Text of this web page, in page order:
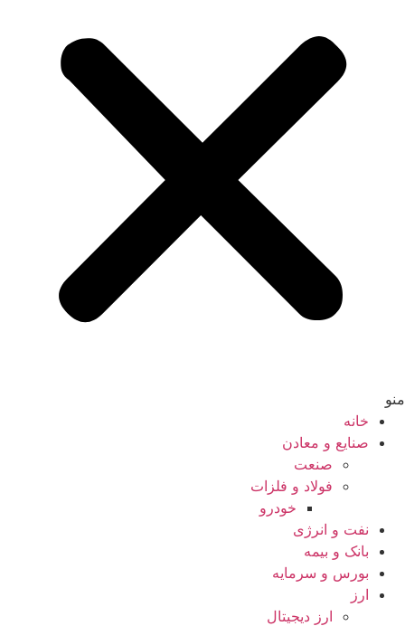
منو
خانه
صنایع و معادن
صنعت
فولاد و فلزات
خودرو
نفت و انرژی
بانک و بیمه
بورس و سرمایه
ارز
ارز دیجیتال